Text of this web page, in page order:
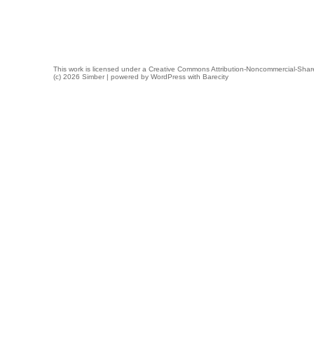
This work is licensed under a Creative Commons Attribution-Noncommercial-
(c) 2026 Simber | powered by WordPress with Barecity